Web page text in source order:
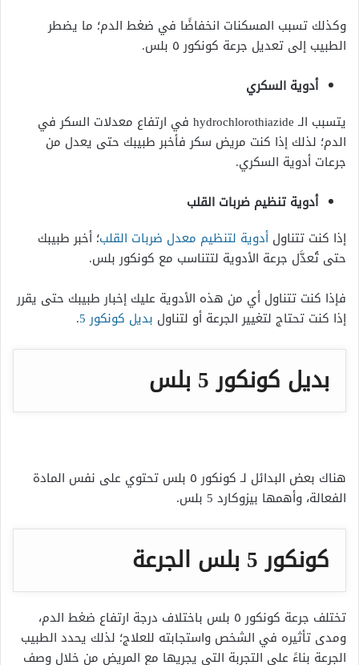
وكذلك تسبب المسكنات انخفاضًا في ضغط الدم؛ ما يضطر
الطبيب إلى تعديل جرعة كونكور ٥ بلس.
أدوية السكري
يتسبب الـ hydrochlorothiazide في ارتفاع معدلات السكر في
الدم؛ لذلك إذا كنت مريض سكر فأخبر طبيبك حتى يعدل من
جرعات أدوية السكري.
أدوية تنظيم ضربات القلب
إذا كنت تتناول أدوية لتنظيم معدل ضربات القلب؛ أخبر طبيبك
حتى تُعدَّل جرعة الأدوية لتتناسب مع كونكور بلس.
فإذا كنت تتناول أي من هذه الأدوية عليك إخبار طبيبك حتى يقرر
إذا كنت تحتاج لتغيير الجرعة أو لتناول بديل كونكور 5 .
بديل كونكور 5 بلس
هناك بعض البدائل لـكونكور ٥ بلس
تحتوي على نفس المادة
الفعالة، وأهمها بيزوكارد 5 بلس.
كونكور 5 بلس الجرعة
تختلف جرعة كونكور ٥ بلس
باختلاف درجة ارتفاع ضغط الدم،
ومدى تأثيره في الشخص واستجابته للعلاج؛ لذلك يحدد الطبيب
الجرعة بناءً على التجربة التي يجريها مع المريض من خلال وصف